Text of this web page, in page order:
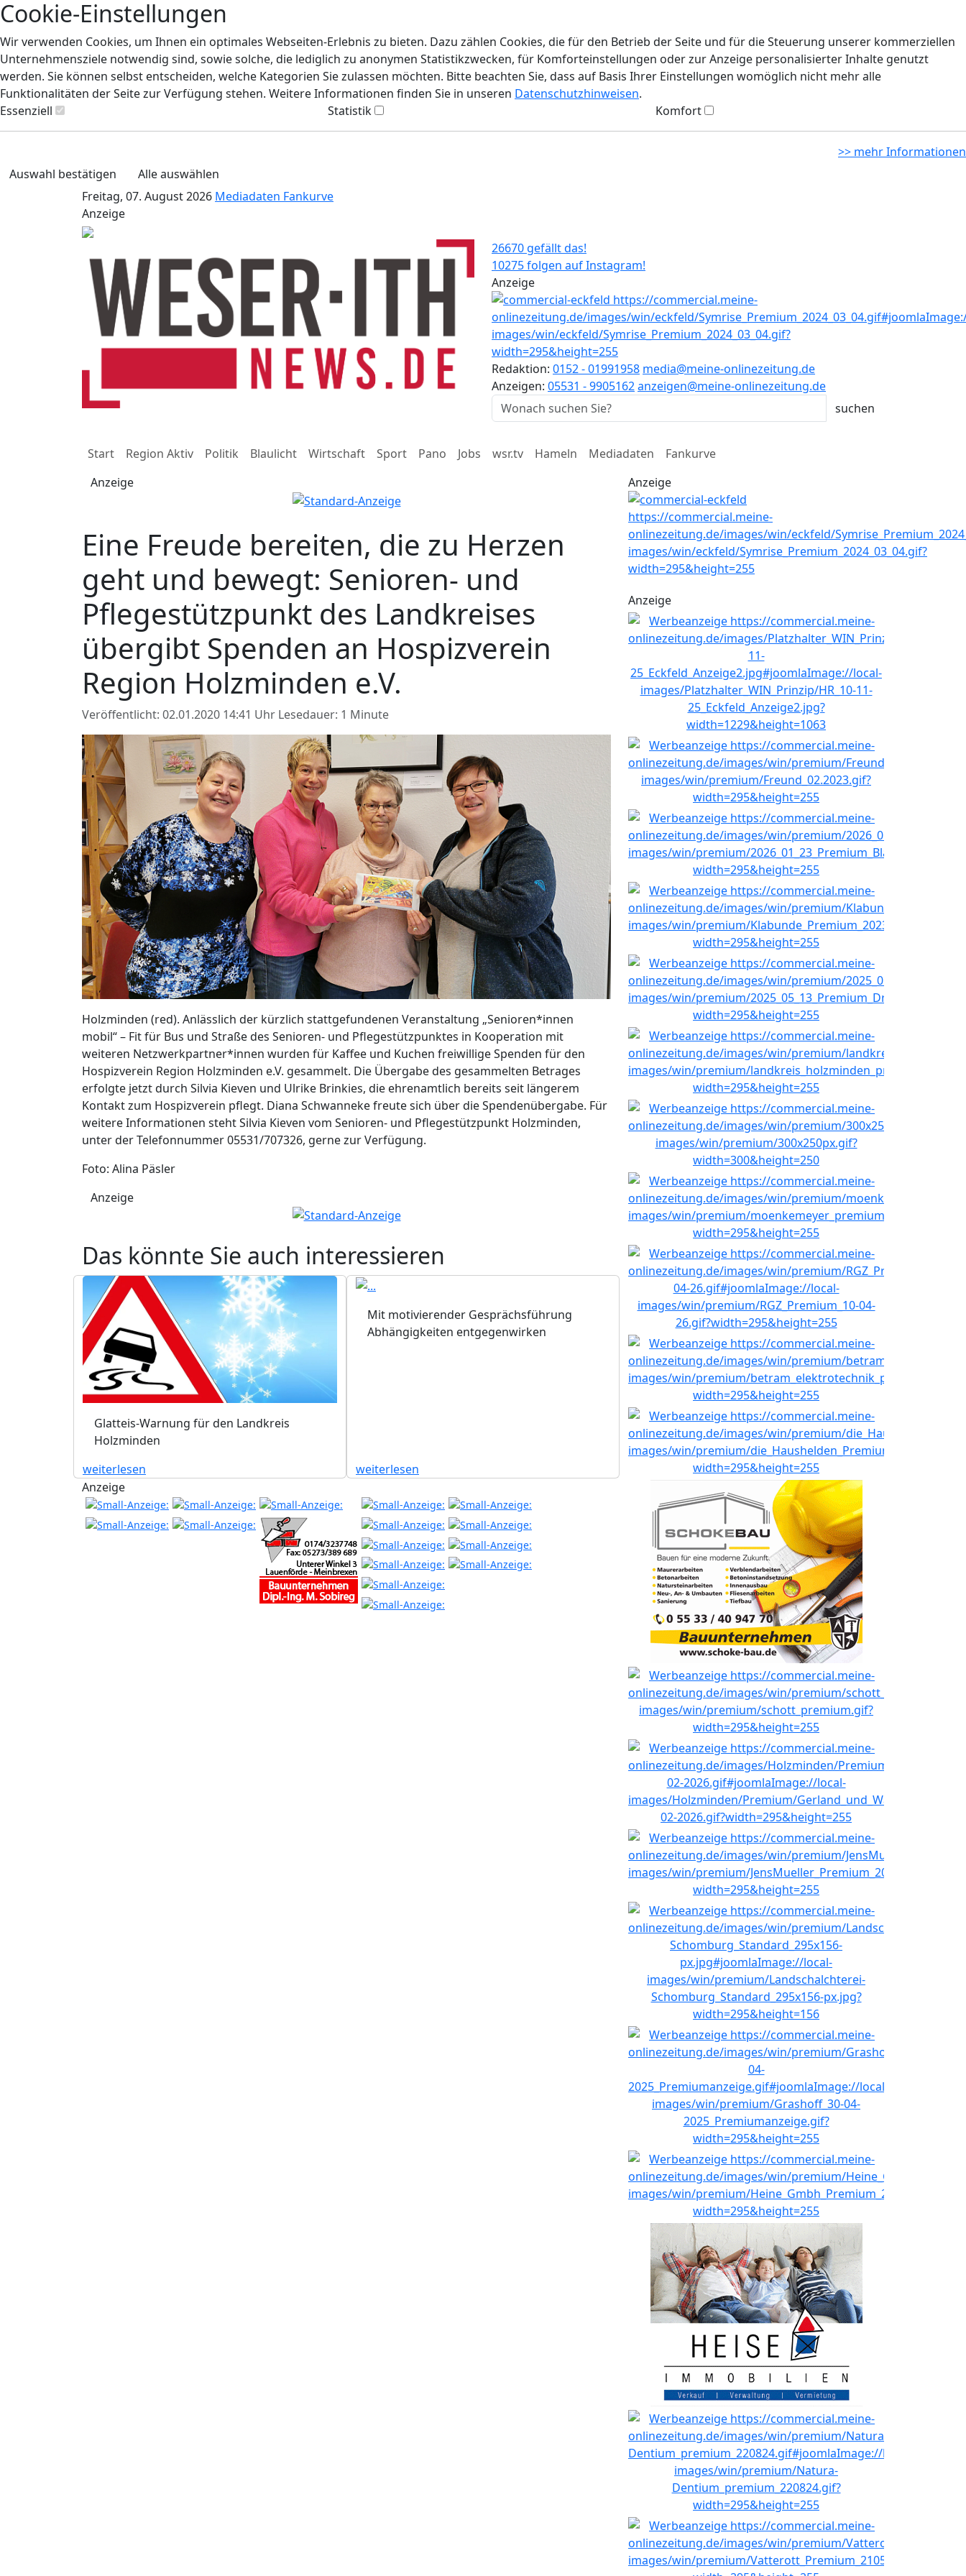
Cookie-Einstellungen
Wir verwenden Cookies, um Ihnen ein optimales Webseiten-Erlebnis zu bieten. Dazu zählen Cookies, die für den Betrieb der Seite und für die Steuerung unserer kommerziellen
Unternehmensziele notwendig sind, sowie solche, die lediglich zu anonymen Statistikzwecken, für Komforteinstellungen oder zur Anzeige personalisierter Inhalte genutzt
werden. Sie können selbst entscheiden, welche Kategorien Sie zulassen möchten. Bitte beachten Sie, dass auf Basis Ihrer Einstellungen womöglich nicht mehr alle
Funktionalitäten der Seite zur Verfügung stehen. Weitere Informationen finden Sie in unseren Datenschutzhinweisen.
Essenziell
Statistik Komfort
>> mehr Informationen
Auswahl bestätigen
Alle auswählen
Freitag, 07. August 2026 Mediadaten Fankurve
Anzeige
26670 gefällt das!
10275 folgen auf Instagram!
Anzeige
Redaktion: 0152 - 01991958 media@meine-onlinezeitung.de
Anzeigen: 05531 - 9905162anzeigen@meine-onlinezeitung.de
Start Region Aktiv Politik Blaulicht Wirtschaft Sport Pano Jobs wsr.tv Hameln Mediadaten
Fankurve
Anzeige
Eine Freude bereiten, die zu Herzen
geht und bewegt: Senioren- und
Pflegestützpunkt des Landkreises
übergibt Spenden an Hospizverein
Region Holzminden e.V.
Veröffentlicht: 02.01.2020 14:41 Uhr Lesedauer: 1 Minute
Holzminden (red). Anlässlich der kürzlich stattgefundenen Veranstaltung „Senioren*innen
mobil“ – Fit für Bus und Straße des Senioren- und Pflegestützpunktes in Kooperation mit
weiteren Netzwerkpartner*innen wurden für Kaffee und Kuchen freiwillige Spenden für den
Hospizverein Region Holzminden e.V. gesammelt. Die Übergabe des gesammelten Betrages
erfolgte jetzt durch Silvia Kieven und Ulrike Brinkies, die ehrenamtlich bereits seit längerem
Kontakt zum Hospizverein pflegt. Diana Schwanneke freute sich über die Spendenübergabe. Für
weitere Informationen steht Silvia Kieven vom Senioren- und Pflegestützpunkt Holzminden,
unter der Telefonnummer 05531/707326, gerne zur Verfügung.
Foto: Alina Päsler
Anzeige
Das könnte Sie auch interessieren
Glatteis-Warnung für den Landkreis
Holzminden
weiterlesen
Mit motivierender Gesprächsführung
Abhängigkeiten entgegenwirken
weiterlesen
Anzeige
Anzeige
Anzeige